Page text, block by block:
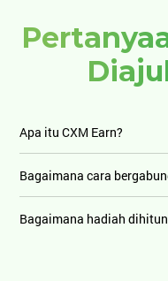
Apa itu CXM Earn?
Bagaimana cara
Bagaimana hadiah